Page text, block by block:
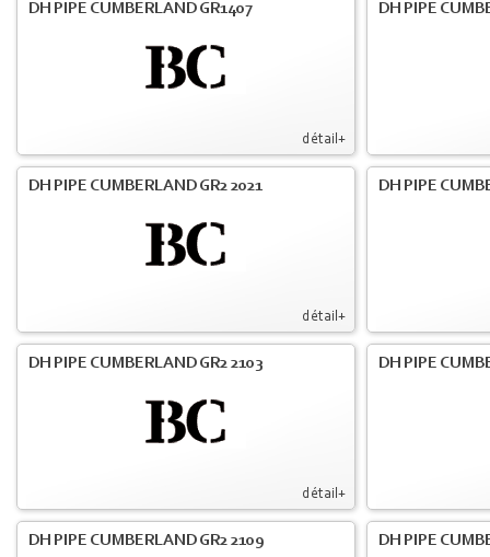
détail+
DH PIPE CUMBERLAND GR1407 DH PIPE
détail+
DH PIPE CUMBERLAND GR2 2021 DH PIPE
détail+
DH PIPE CUMBERLAND GR2 2103 DH PIPE
DH PIPE CUMBERLAND GR2 2109 DH PIPE